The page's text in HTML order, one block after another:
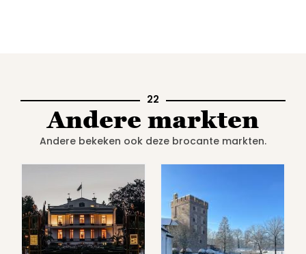
22
Andere markten
Andere bekeken ook deze brocante markten.